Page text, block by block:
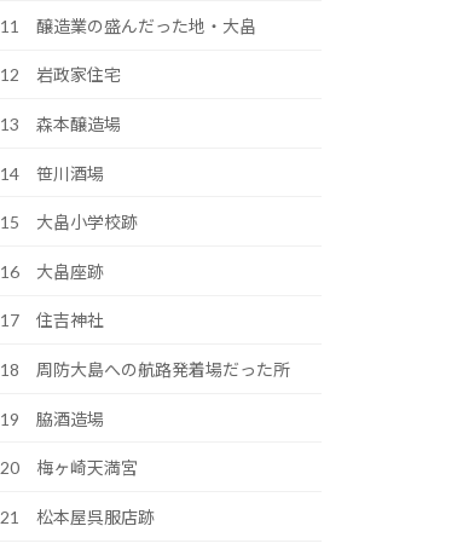
11 醸造業の盛んだった地・大畠
12 岩政家住宅
13 森本醸造場
14 笹川酒場
15 大畠小学校跡
16 大畠座跡
17 住吉神社
18 周防大島への航路発着場だった所
19 脇酒造場
20 梅ヶ崎天満宮
21 松本屋呉服店跡